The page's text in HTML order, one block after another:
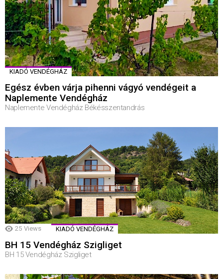
KIADÓ VENDÉGHÁZ
Egész évben várja pihenni vágyó vendégeit a
Naplemente Vendégház
Naplemente Vendégház Békésszentandrás
25 Views KIADÓ VENDÉGHÁZ
BH 15 Vendégház Szigliget
BH 15 Vendégház Szigliget